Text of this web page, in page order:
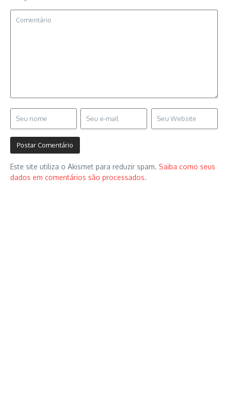
Este site utiliza o Akismet para reduzir spam. Saiba como seus
dados em comentários são processados.